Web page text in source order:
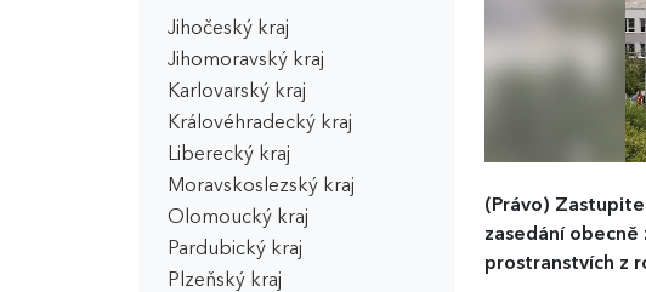
Jihočeský kraj
Jihomoravský kraj
Karlovarský kraj
Královéhradecký kraj
Liberecký kraj
Moravskoslezský kraj
Olomoucký kraj
Pardubický kraj
Plzeňský kraj
(Právo)
zasedání obecně
prostranstvích z